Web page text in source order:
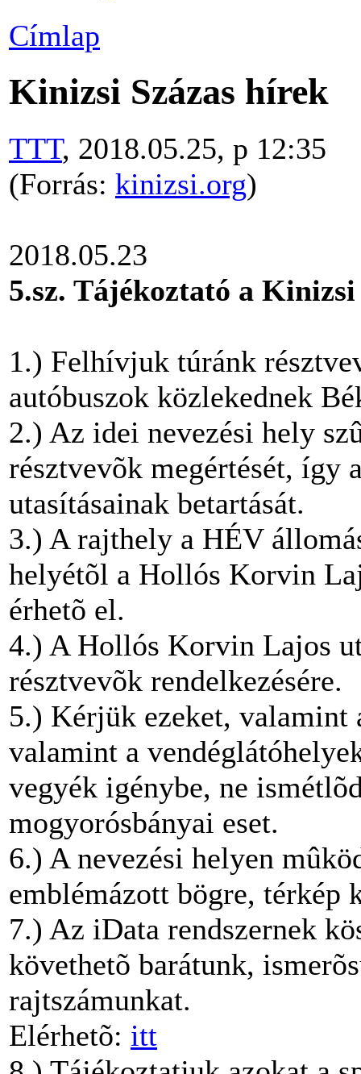
Címlap
Kinizsi Százas hírek
TTT, 2018.05.25, p 12:35
(Forrás: kinizsi.org)
2018.05.23
5.sz. Tájékoztató a
1.) Felhívjuk túránk
autóbuszok közlekednek
2.) Az idei nevezési hely
résztvevõk megértését, így
utasításainak betartását.
3.) A rajthely a HÉV
helyétõl a Hollós Korvin
érhetõ el.
4.) A Hollós Korvin Lajos
résztvevõk rendelkezésére.
5.) Kérjük ezeket, valamint
valamint a
vegyék igénybe, ne
mogyorósbányai eset.
6.) A nevezési helyen
emblémázott bögre, térkép
7.) Az iData rendszernek
követhetõ barátunk,
rajtszámunkat.
Elérhetõ: itt